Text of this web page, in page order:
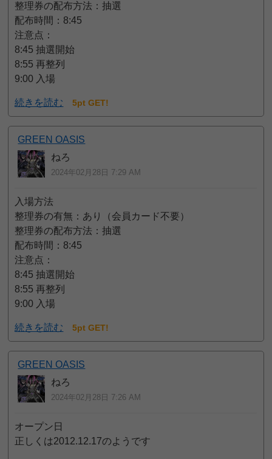
整理券の配布方法：抽選
配布時間：8:45
注意点：
8:45 抽選開始
8:55 再整列
9:00 入場
続きを読む 5pt GET!
GREEN OASIS
ねろ
2024年02月28日 7:29 AM
入場方法
整理券の有無：あり（会員カード不要）
整理券の配布方法：抽選
配布時間：8:45
注意点：
8:45 抽選開始
8:55 再整列
9:00 入場
続きを読む 5pt GET!
GREEN OASIS
ねろ
2024年02月28日 7:26 AM
オープン日
正しくは2012.12.17のようです